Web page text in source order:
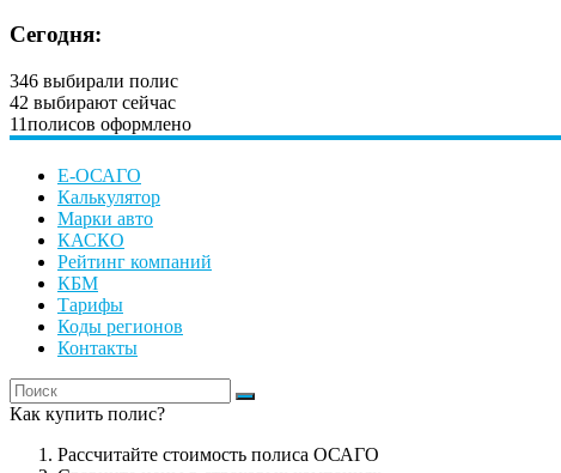
Сегодня:
346 выбирали полис
42 выбирают сейчас
11полисов оформлено
Е-ОСАГО
Калькулятор
Марки авто
КАСКО
Рейтинг компаний
КБМ
Тарифы
Коды регионов
Контакты
Как купить полис?
Рассчитайте стоимость полиса ОСАГО